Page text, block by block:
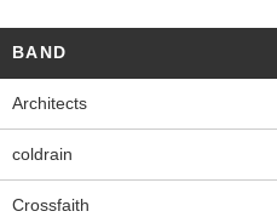
BAND
Architects
coldrain
Crossfaith